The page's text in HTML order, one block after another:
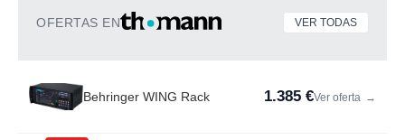
OFERTAS EN VER TODAS
Behringer WING Rack 1.385 €Ver oferta →